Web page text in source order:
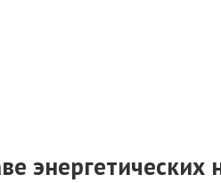
энергетических